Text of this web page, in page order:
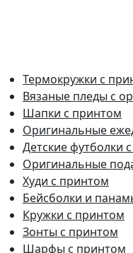
Термокружки с
Вязаные пледы с
Шапки с принтом
Оригинальные
Детские футболки
Оригинальные
Худи с принтом
Бейсболки и
Кружки с принтом
Зонты с принтом
Шарфы с принтом